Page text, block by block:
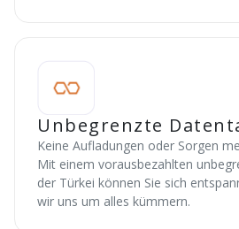
Unbegrenzte
Keine Aufladungen oder Sorgen
Mit einem vorausbezahlten
der Türkei können Sie sich
wir uns um alles kümmern.